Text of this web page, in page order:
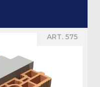
ART. 575